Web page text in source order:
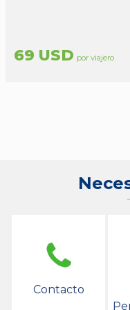
69 USD por viajero
Contacto